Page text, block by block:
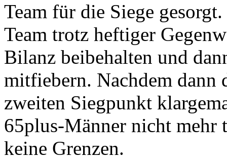
Team für die Siege
Team trotz heftiger
Bilanz beibehalten und
mitfiebern. Nachdem dann
zweiten Siegpunkt
65plus-Männer nicht mehr
keine Grenzen.